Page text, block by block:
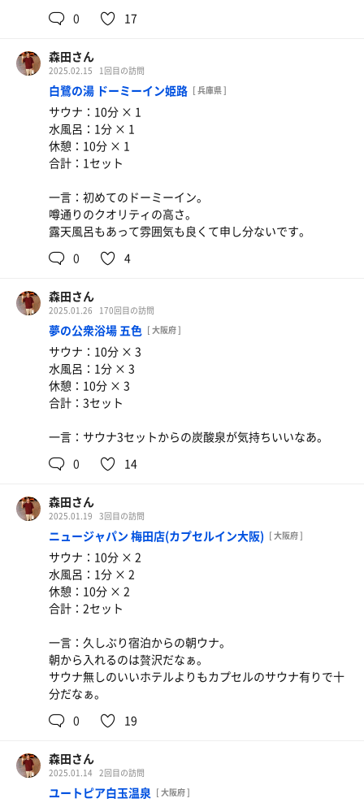
0
17
森田さん
2025.02.15 1回目の訪問
白鷺の湯 ドーミーイン姫路 [ 兵庫県 ]
サウナ：10分 × 1
水風呂：1分 × 1
休憩：10分 × 1
合計：1セット
一言：初めてのドーミーイン。
噂通りのクオリティの高さ。
露天風呂もあって雰囲気も良くて申し分ないです。
0
4
森田さん
2025.01.26 170回目の訪問
夢の公衆浴場 五色 [ 大阪府 ]
サウナ：10分 × 3
水風呂：1分 × 3
休憩：10分 × 3
合計：3セット
一言：サウナ3セットからの炭酸泉が気持ちいいなあ。
0
14
森田さん
2025.01.19 3回目の訪問
ニュージャパン 梅田店(カプセルイン大阪) [ 大阪府 ]
サウナ：10分 × 2
水風呂：1分 × 2
休憩：10分 × 2
合計：2セット
一言：久しぶり宿泊からの朝ウナ。
朝から入れるのは贅沢だなぁ。
サウナ無しのいいホテルよりもカプセルのサウナ有りで十
分だなぁ。
0
19
森田さん
2025.01.14 2回目の訪問
ユートピア白玉温泉 [ 大阪府 ]